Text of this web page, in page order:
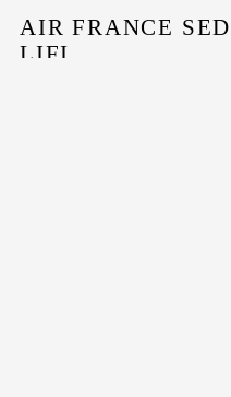
AIR FRANCE
LIFI